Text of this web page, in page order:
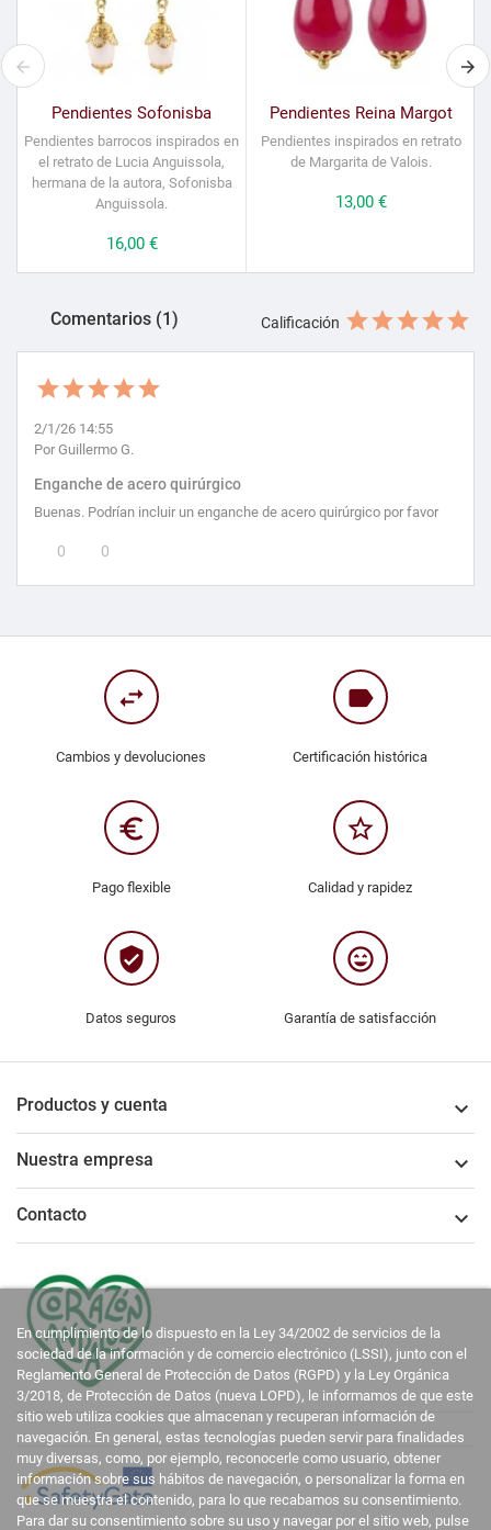
Pendientes Sofonisba
Pendientes barrocos inspirados en
el retrato de Lucia Anguissola,
hermana de la autora, Sofonisba
Anguissola.
Precio
16,00 €
Pendientes Reina Margot
Pendientes inspirados en retrato
de Margarita de Valois.
Precio
13,00 €
Comentarios (1) Calificación
2/1/26 14:55
Por Guillermo G.
Enganche de acero quirúrgico
Buenas. Podrían incluir un enganche de acero quirúrgico por favor
0 0
swap_horiz
Cambios y devoluciones
label
Certificación histórica
euro_symbol
Pago flexible
star_border
Calidad y rapidez
verified_user
Datos seguros
sentiment_very_satisfied
Garantía de satisfacción
Productos y cuenta 
Nuestra empresa 
Contacto 
En cumplimiento de lo dispuesto en la Ley 34/2002 de servicios de la
sociedad de la información y de comercio electrónico (LSSI), junto con el
Reglamento General de Protección de Datos (RGPD) y la Ley Orgánica
3/2018, de Protección de Datos (nueva LOPD), le informamos de que este
sitio web utiliza cookies que almacenan y recuperan información de
navegación. En general, estas tecnologías pueden servir para finalidades
muy diversas, como, por ejemplo, reconocerle como usuario, obtener
información sobre sus hábitos de navegación, o personalizar la forma en
que se muestra el contenido, para lo que recabamos su consentimiento.
Para dar su consentimiento sobre su uso y navegar por el sitio web, pulse